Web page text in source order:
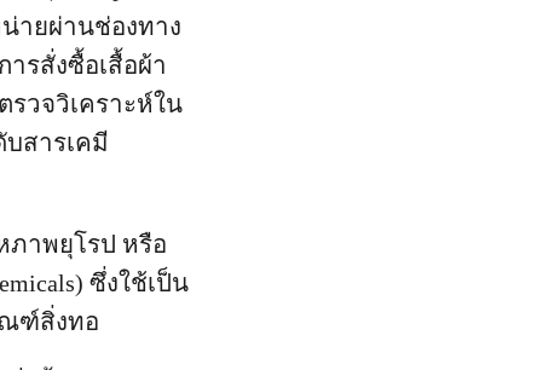
ายผ่านช่องทาง
รสั่งซื้อเสื้อผ้า
รวจวิเคราะห์ใน
บสารเคมี
ภาพยุโรป หรือ
ซึ่งใช้เป็น
ณฑ์สิ่งทอ